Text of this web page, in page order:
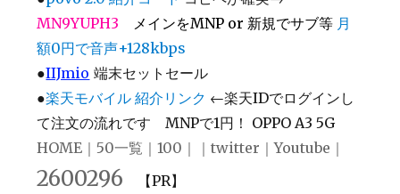
MN9YUPH3
メインをMNP or 新規でサブ等 月
額0円で音声+128kbps
●IIJmio 端末セットセール
●楽天モバイル 紹介リンク ←楽天IDでログインし
て注文の流れです MNPで1円！ OPPO A3 5G
HOME ｜ 50一覧 ｜100 ｜｜twitter ｜Youtube ｜
2600296 【PR】